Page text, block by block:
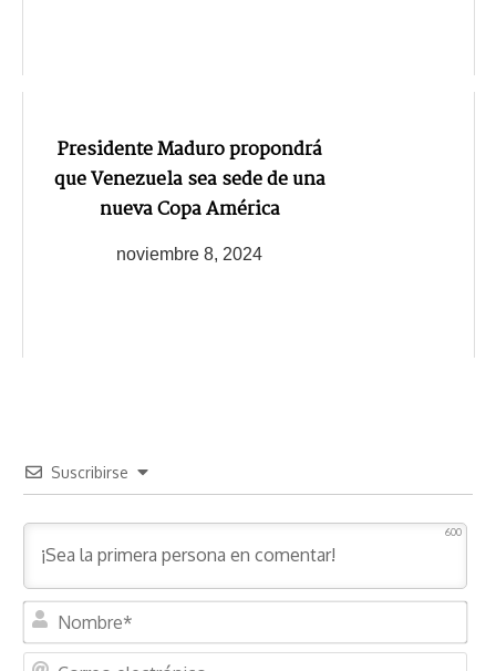
Presidente Maduro propondrá
que Venezuela sea sede de una
nueva Copa América
noviembre 8, 2024
Suscribirse
600
o
m